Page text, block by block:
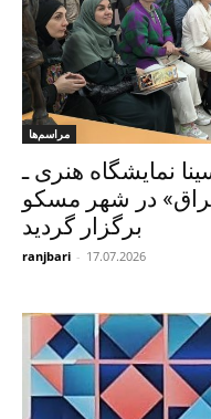
مراسم‌ها
نمایشگاه هنری ـ
در شهر مسکو
برگزار گردید
ranjbari - 17.07.2026